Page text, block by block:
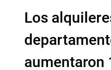
Los
aumentaron